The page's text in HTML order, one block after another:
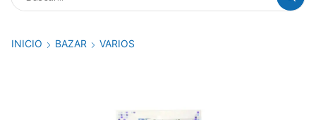
INICIO BAZAR VARIOS